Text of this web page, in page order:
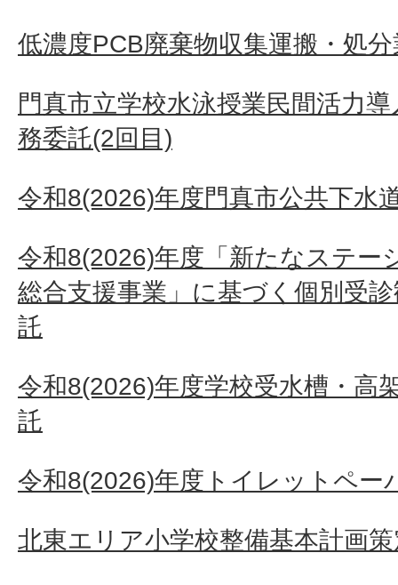
低濃度PCB廃棄物収集運搬・処
門真市立学校水泳授業民間活力
務委託(2回目)
令和8(2026)年度門真市公共下水
令和8(2026)年度「新たなステー
総合支援事業」に基づく個別受
託
令和8(2026)年度学校受水槽・高
託
令和8(2026)年度トイレットペー
北東エリア小学校整備基本計画